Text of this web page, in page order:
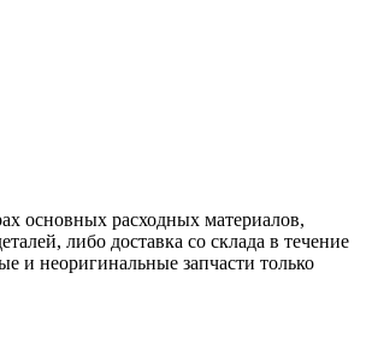
основных расходных материалов,
либо доставка со склада в течение
и неоригинальные запчасти только